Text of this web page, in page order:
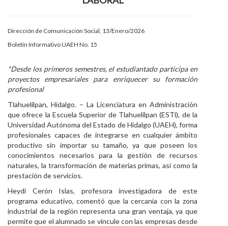
Acreditación Internacional
Aspirantes
Personal
Alumni
Visitantes
Dirección de Comunicación Social, 13/Enero/2026
Boletín Informativo UAEH No. 15
*Desde los primeros semestres, el estudiantado participa en
proyectos empresariales para enriquecer su formación
profesional
Tlahuelilpan, Hidalgo. – La Licenciatura en Administración
que ofrece la Escuela Superior de Tlahuelilpan (ESTl), de la
Universidad Autónoma del Estado de Hidalgo (UAEH), forma
profesionales capaces de integrarse en cualquier ámbito
productivo sin importar su tamaño, ya que poseen los
conocimientos necesarios para la gestión de recursos
naturales, la transformación de materias primas, así como la
prestación de servicios.
Heydi Cerón Islas, profesora investigadora de este
programa educativo, comentó que la cercanía con la zona
industrial de la región representa una gran ventaja, ya que
permite que el alumnado se vincule con las empresas desde